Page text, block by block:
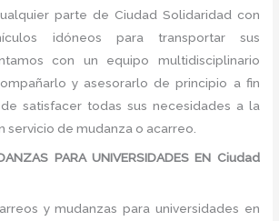
parte de Ciudad Solidaridad con
idóneos para transportar sus
con un equipo multidisciplinario
y asesorarlo de principio a fin
satisfacer todas sus necesidades a la
servicio de mudanza o acarreo.
PARA UNIVERSIDADES EN Ciudad
y mudanzas para universidades en